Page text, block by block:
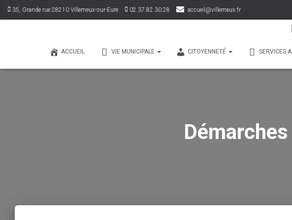
35, Grande rue 28210 Villemeux-sur-Eure 02.37.82.30.28 accueil@villemeux.fr
ACCUEIL VIE MUNICIPALE CITOYENNETÉ SERVICES